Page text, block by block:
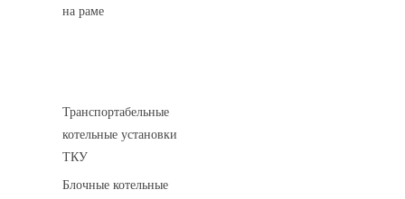
на раме
Транспортабельные
котельные установки
ТКУ
Блочные котельные